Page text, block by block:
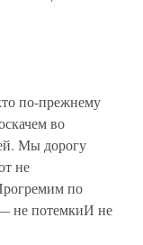
по-прежнему
во
Мы дорогу
не
по
не потемкиИ не